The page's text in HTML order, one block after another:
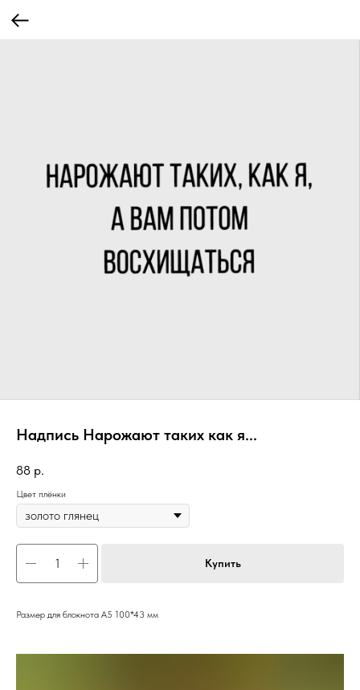
Надпись Нарожают таких как я...
88 р.
Цвет плёнки
Купить
Размер для блокнота А5 100*43 мм